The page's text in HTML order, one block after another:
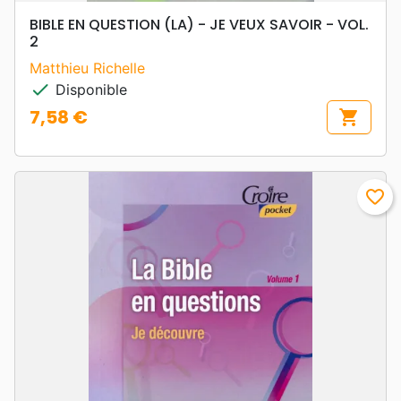
BIBLE EN QUESTION (LA) - JE VEUX SAVOIR - VOL.
2
Matthieu Richelle
check Disponible
Prix
7,58 € shopping_cart
favorite_border